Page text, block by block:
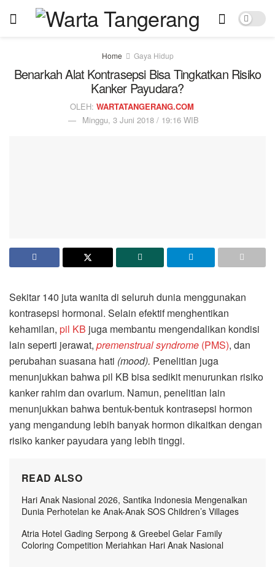
Home Gaya Hidup
Benarkah Alat Kontrasepsi Bisa Tingkatkan Risiko
Kanker Payudara?
OLEH: WARTATANGERANG.COM
Minggu, 3 Juni 2018 / 19:16 WIB
Sekitar 140 juta wanita di seluruh dunia menggunakan
kontrasepsi hormonal. Selain efektif menghentikan
kehamilan, pil KB juga membantu mengendalikan kondisi
lain seperti jerawat, premenstrual syndrome (PMS), dan
perubahan suasana hati (mood). Penelitian juga
menunjukkan bahwa pil KB bisa sedikit menurunkan risiko
kanker rahim dan ovarium. Namun, penelitian lain
menunjukkan bahwa bentuk-bentuk kontrasepsi hormon
yang mengandung lebih banyak hormon dikaitkan dengan
risiko kanker payudara yang lebih tinggi.
READ ALSO
Hari Anak Nasional 2026, Santika Indonesia Mengenalkan
Dunia Perhotelan ke Anak-Anak SOS Children’s Villages
Atria Hotel Gading Serpong & Greebel Gelar Family
Coloring Competition Meriahkan Hari Anak Nasional